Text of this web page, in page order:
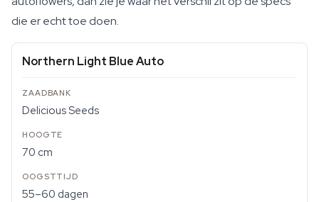
die er echt toe doen.
Northern Light Blue Auto
Delicious Seeds
70 cm
55–60 dagen